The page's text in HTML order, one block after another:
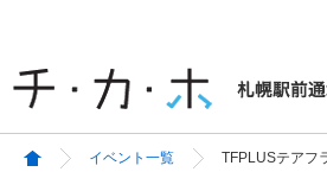
イベント一覧 TFPLUSテア